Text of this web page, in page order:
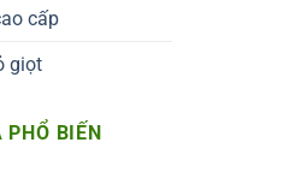
cấp
giọt
PHỔ BIẾN